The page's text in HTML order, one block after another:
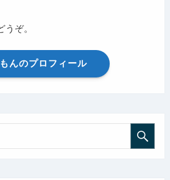
ぞ。
んのプロフィール